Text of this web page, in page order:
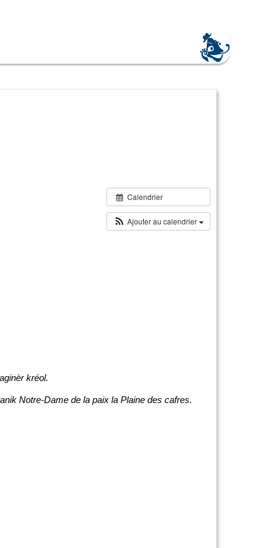
Calendrier
Ajouter au calendrier
kréol.
Notre-Dame de la paix la Plaine des cafres.